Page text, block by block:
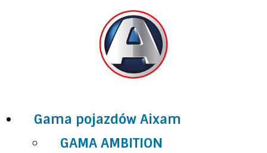
Gama pojazdów Aixam
GAMA AMBITION